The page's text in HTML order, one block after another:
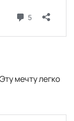
мечту легко